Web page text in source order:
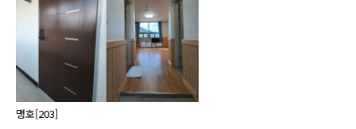
맹호[203]